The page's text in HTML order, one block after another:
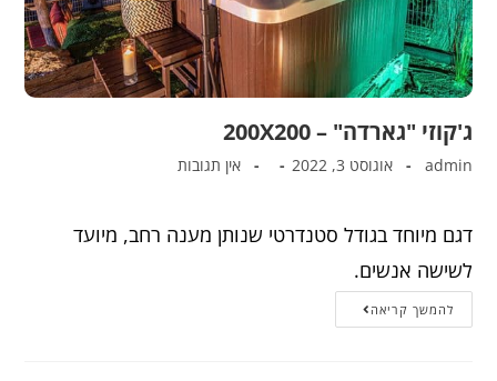
ג'קוזי "גארדה" – 200X200
admin אוגוסט 3, 2022 אין תגובות
דגם מיוחד בגודל סטנדרטי שנותן מענה רחב, מיועד
לשישה אנשים.
להמשך קריאה